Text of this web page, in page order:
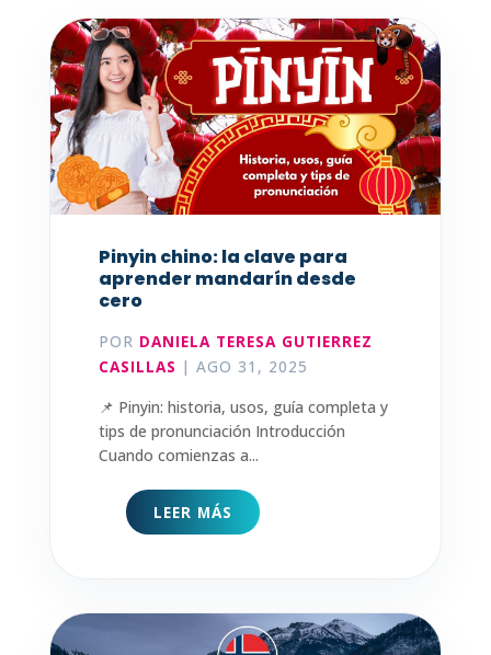
Pinyin chino: la clave para
aprender mandarín desde
cero
POR DANIELA TERESA GUTIERREZ
CASILLAS | AGO 31, 2025
📌 Pinyin: historia, usos, guía completa y
tips de pronunciación Introducción
Cuando comienzas a...
LEER MÁS